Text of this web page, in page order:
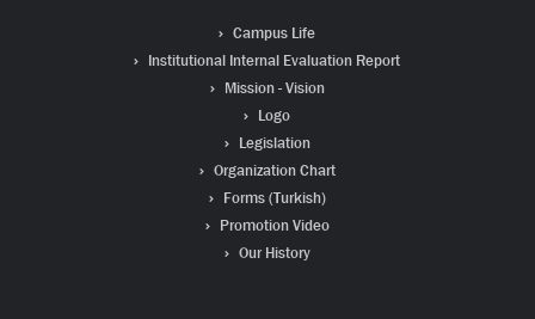
Campus Life
Institutional Internal Evaluation Report
Mission - Vision
Logo
Legislation
Organization Chart
Forms (Turkish)
Promotion Video
Our History